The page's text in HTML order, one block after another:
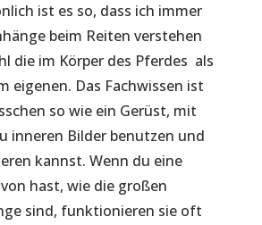
ist es so, dass ich immer
beim Reiten verstehen
die im Körper des Pferdes als
eigenen. Das Fachwissen ist
so wie ein Gerüst, mit
inneren Bilder benutzen und
kannst. Wenn du eine
hast, wie die großen
sind, funktionieren sie oft